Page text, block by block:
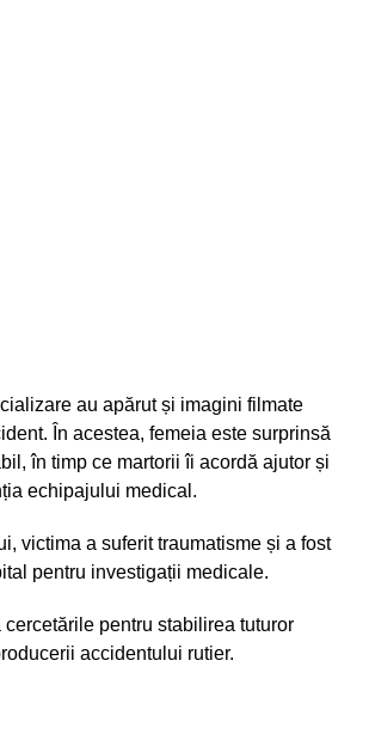
au apărut și imagini filmate
În acestea, femeia este surprinsă
în timp ce martorii îi acordă ajutor și
echipajului medical.
victima a suferit traumatisme și a fost
pentru investigații medicale.
pentru stabilirea tuturor
accidentului rutier.